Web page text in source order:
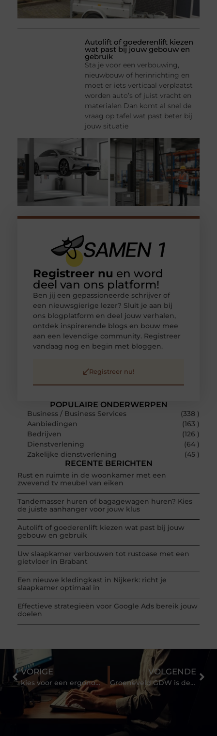
Autolift of goederenlift kiezen
wat past bij jouw gebouw en
gebruik
Sta je voor een verbouwing,
nieuwbouw of herinrichting en
moet er iets verticaal verplaatst
worden auto’s of juist vracht en
materialen Dan komt al snel de
vraag op tafel wat past beter bij
jouw situatie
POPULAIRE ONDERWERPEN
Business / Business Services
(338 )
Aanbiedingen
(163 )
Bedrijven
(126 )
Dienstverlening
(64 )
Zakelijke dienstverlening
(45 )
RECENTE BERICHTEN
Rust en ruimte in de woonkamer met een
zwevend tv meubel van eiken
Tandemasser huren of bagagewagen huren? Kies
de juiste aanhanger voor jouw klus
Autolift of goederenlift kiezen wat past bij jouw
gebouw en gebruik
Uw slaapkamer verbouwen tot rustoase met een
gietvloer in Brabant
Een nieuwe kledingkast in Nijkerk: richt je
slaapkamer optimaal in
Effectieve strategieën voor Google Ads bereik jouw
doelen
Registreer nu en word
deel van ons platform!
Ben jij een gepassioneerde schrijver of
een nieuwsgierige lezer? Sluit je aan bij
ons blogplatform en deel jouw verhalen,
ontdek inspirerende blogs en bouw mee
aan een levendige community. Registreer
vandaag nog en begin met bloggen.
Registreer nu!
VORIGE
kies voor een ergonomische bureaustoel
VOLGENDE
Groeneveld GDW is de plek waar ik moest zijn